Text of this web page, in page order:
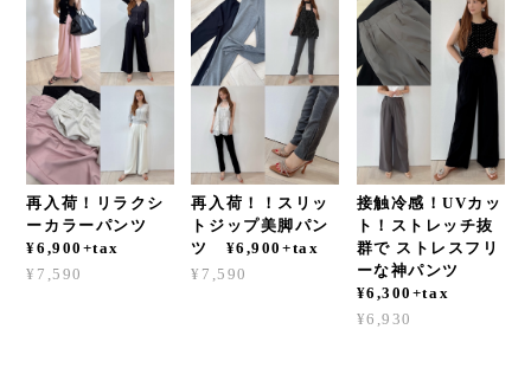
再入荷！リラクシ
ーカラーパンツ
¥6,900+tax
¥7,590
再入荷！！スリッ
トジップ美脚パン
ツ ¥6,900+tax
¥7,590
接触冷感！UVカッ
ト！ストレッチ抜
群で ストレスフリ
ーな神パンツ
¥6,300+tax
¥6,930